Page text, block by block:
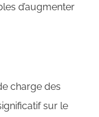
d’augmenter
charge des
sur le